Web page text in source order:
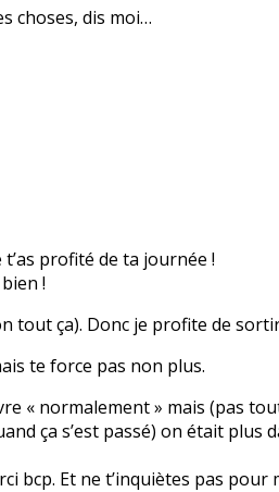
choses, dis moi…
profité de ta journée !
!
tout ça). Donc je profite de
te force pas non plus.
« normalement » mais (pas
ça s’est passé) on était plus
bcp. Et ne t’inquiètes pas pour